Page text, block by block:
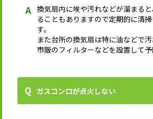
換気扇内に埃や汚れなどが溜まる
ることもありますので定期的に清
す。
また台所の換気扇は特に油などで汚
市販のフィルターなどを設置して予
ガスコンロが点火しない